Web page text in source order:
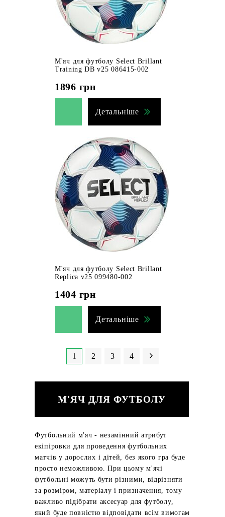
М'яч для футболу Select Brillant
Training DB v25 086415-002
1896 грн
Детальніше
М'яч для футболу Select Brillant
Replica v25 099480-002
1404 грн
Детальніше
1 2 3 4
М'ЯЧ ДЛЯ ФУТБОЛУ
Футбольний м'яч - незамінний атрибут
екіпіровки для проведення футбольних
матчів у дорослих і дітей, без якого гра буде
просто неможливою. При цьому м'ячі
футбольні можуть бути різними, відрізняти
за розміром, матеріалу і призначення, тому
важливо підібрати аксесуар для футболу,
який буде повністю відповідати всім вимогам